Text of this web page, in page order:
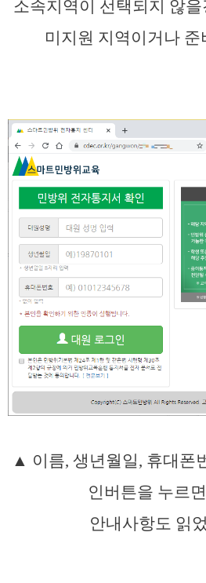
소속지역이 선택되지 않을
미지원 지역이거나
▲ 이름, 생년월일, 휴대폰
인버튼을 누르
안내사항도 읽